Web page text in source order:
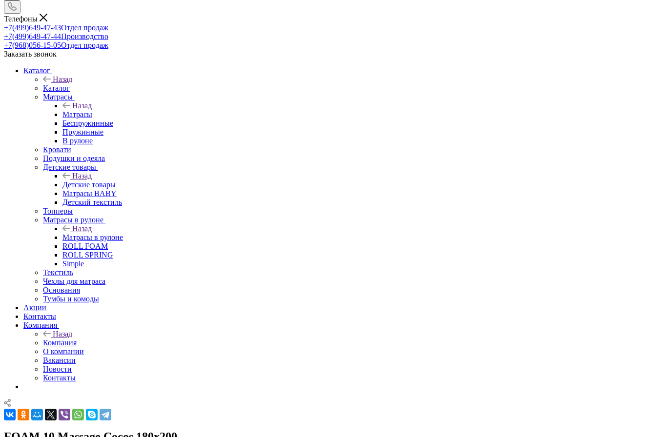
Телефоны
+7(499)649-47-43Отдел продаж
+7(499)649-47-44Производство
+7(968)056-15-05Отдел продаж
Заказать звонок
Каталог
Назад
Каталог
Матрасы
Назад
Матрасы
Беспружинные
Пружинные
В рулоне
Кровати
Подушки и одеяла
Детские товары
Назад
Детские товары
Матрасы BABY
Детский текстиль
Топперы
Матрасы в рулоне
Назад
Матрасы в рулоне
ROLL FOAM
ROLL SPRING
Simple
Текстиль
Чехлы для матраса
Основания
Тумбы и комоды
Акции
Контакты
Компания
Назад
Компания
О компании
Вакансии
Новости
Контакты